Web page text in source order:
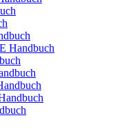
Handbuch